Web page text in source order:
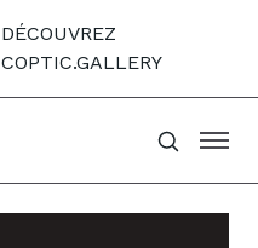
DÉCOUVREZ
COPTIC.GALLERY